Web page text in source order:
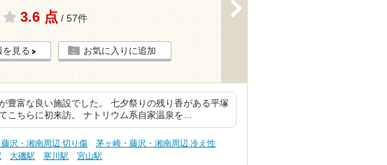
3.6 点 / 57件
を見る お気に入りに追加
豊富な良い施設でした。 七夕祭りの残り香がある平塚
こちらに初来訪。 ナトリウム系自家温泉を…
沢・湘南周辺 切り傷
茅ヶ崎・藤沢・湘南周辺 冷え性
大磯駅 寒川駅 宮山駅